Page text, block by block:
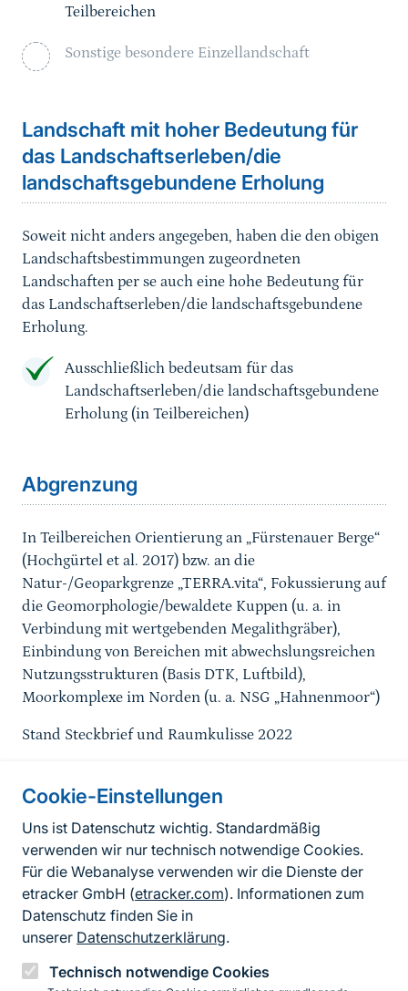
Cookie-Einstellungen
Uns ist Datenschutz wichtig. Standardmäßig
verwenden wir nur technisch notwendige Cookies.
Für die Webanalyse verwenden wir die Dienste der
etracker GmbH (etracker.com). Informationen zum
Datenschutz finden Sie in
unserer Datenschutzerklärung.
Technisch notwendige Cookies
Teilbereichen
Sonstige besondere Einzellandschaft
Landschaft mit hoher Bedeutung für
das Landschaftserleben/die
landschaftsgebundene Erholung
Soweit nicht anders angegeben, haben die den obigen
Landschaftsbestimmungen zugeordneten
Landschaften per se auch eine hohe Bedeutung für
das Landschaftserleben/die landschaftsgebundene
Erholung.
Ausschließlich bedeutsam für das
Landschaftserleben/die landschaftsgebundene
Erholung (in Teilbereichen)
Abgrenzung
In Teilbereichen Orientierung an „Fürstenauer Berge“
(Hochgürtel et al. 2017) bzw. an die
Natur-/Geoparkgrenze „TERRA.vita“, Fokussierung auf
die Geomorphologie/bewaldete Kuppen (u. a. in
Verbindung mit wertgebenden Megalithgräber),
Einbindung von Bereichen mit abwechslungsreichen
Nutzungsstrukturen (Basis DTK, Luftbild),
Moorkomplexe im Norden (u. a. NSG „Hahnenmoor“)
Stand Steckbrief und Raumkulisse 2022
Informationen zur Seite
FußzeileKontakt zum BfN
Kontaktformular
Erklärung zur Barrierefreiheit
Impressum